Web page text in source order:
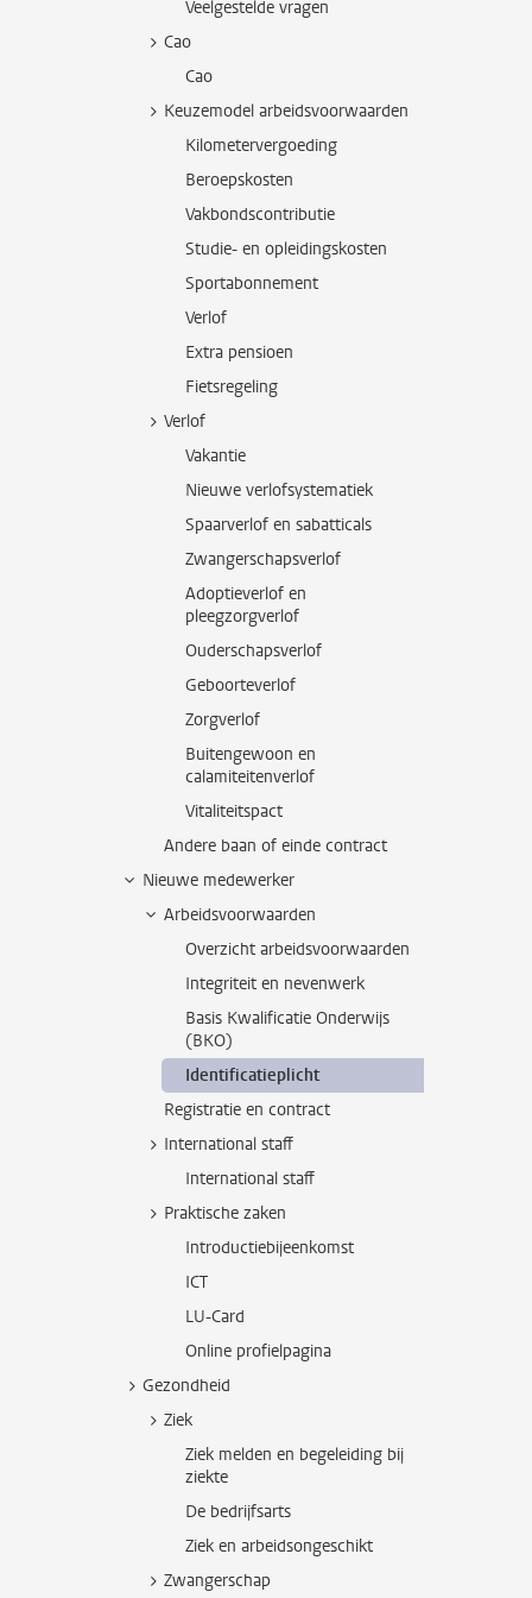
Veelgestelde vragen
Cao
Cao
Keuzemodel arbeidsvoorwaarden
Kilometervergoeding
Beroepskosten
Vakbondscontributie
Studie- en opleidingskosten
Sportabonnement
Verlof
Extra pensioen
Fietsregeling
Verlof
Vakantie
Nieuwe verlofsystematiek
Spaarverlof en sabatticals
Zwangerschapsverlof
Adoptieverlof en
pleegzorgverlof
Ouderschapsverlof
Geboorteverlof
Zorgverlof
Buitengewoon en
calamiteitenverlof
Vitaliteitspact
Andere baan of einde contract
Nieuwe medewerker
Arbeidsvoorwaarden
Overzicht arbeidsvoorwaarden
Integriteit en nevenwerk
Basis Kwalificatie Onderwijs
(BKO)
Identificatieplicht
Registratie en contract
International staff
International staff
Praktische zaken
Introductiebijeenkomst
ICT
LU-Card
Online profielpagina
Gezondheid
Ziek
Ziek melden en begeleiding bij
ziekte
De bedrijfsarts
Ziek en arbeidsongeschikt
Zwangerschap